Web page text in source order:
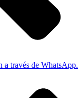
a través de WhatsApp.